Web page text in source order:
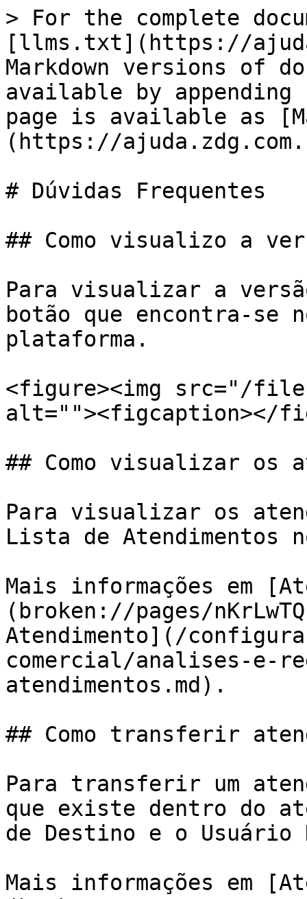
> For the complete
[llms.txt](https://
Markdown versions of
available by
page is available as
(https://
# Dúvidas Frequentes
## Como visualizo a
Para visualizar a
botão que encontra-
plataforma.
<figure><img src="/files/
alt=""><figcaption></
## Como visualizar os
Para visualizar os
Lista de Atendimentos
Mais informações em
(broken://pages/
Atendimento](/
comercial/analises-e-
atendimentos.md).
## Como transferir
Para transferir um
que existe dentro do
de Destino e o Usuário
Mais informações em